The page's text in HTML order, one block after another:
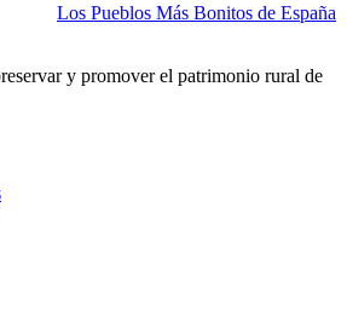
Los Pueblos Más Bonitos de España
y promover el patrimonio rural de